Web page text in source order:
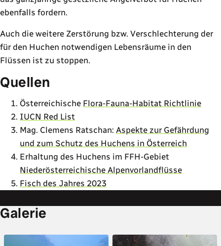
ebenfalls fordern.
Auch die weitere Zerstörung bzw. Verschlechterung der
für den Huchen notwendigen Lebensräume in den
Flüssen ist zu stoppen.
Quellen
Österreichische Flora-Fauna-Habitat Richtlinie
IUCN Red List
Mag. Clemens Ratschan: Aspekte zur Gefährdung
und zum Schutz des Huchens in Österreich
Erhaltung des Huchens im FFH-Gebiet
Niederösterreichische Alpenvorlandflüsse
Fisch des Jahres 2023
Galerie